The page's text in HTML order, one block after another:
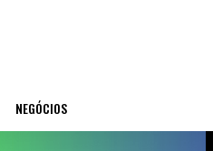
NEGÓCIOS